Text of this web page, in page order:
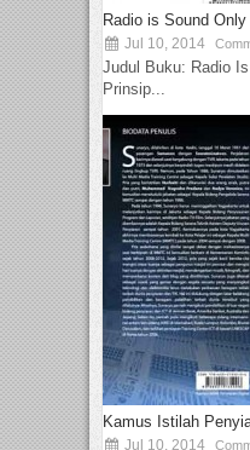
Radio is Sound Only
Jul 10, 2014
Judul Buku: Radio
Prinsip...
Kamus Istilah
Jul 10, 2014